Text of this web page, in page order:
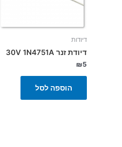
דיודות
דיודת זנר 30V 1N4751A
₪5
הוספה לסל